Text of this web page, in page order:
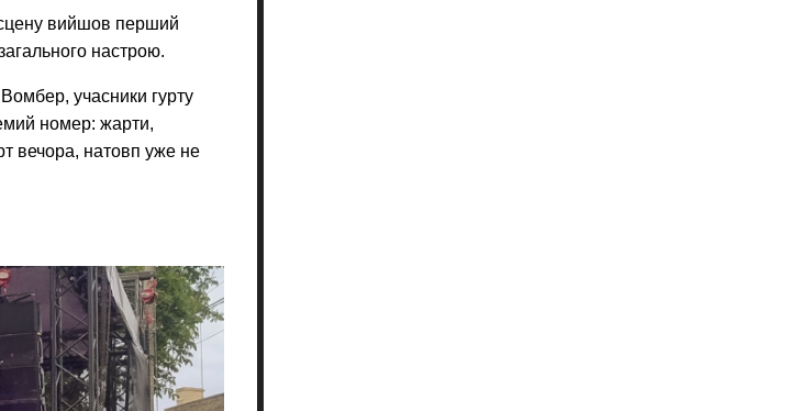
вийшов перший
настрою.
учасники гурту
номер: жарти,
вечора, натовп уже не